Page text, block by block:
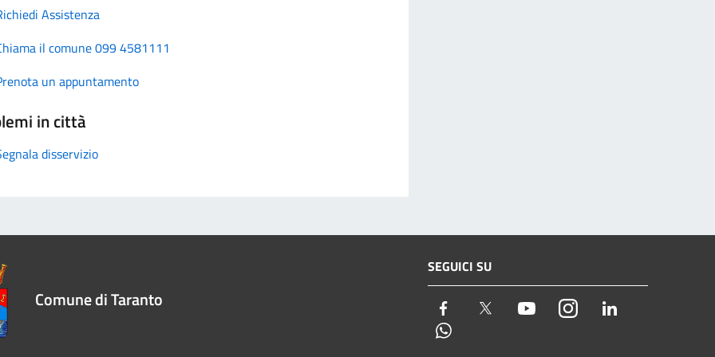
Assistenza
il comune 099 4581111
un appuntamento
in città
disservizio
Comune di Taranto
SEGUICI SU
Facebook Twitter YoutubeInstagram